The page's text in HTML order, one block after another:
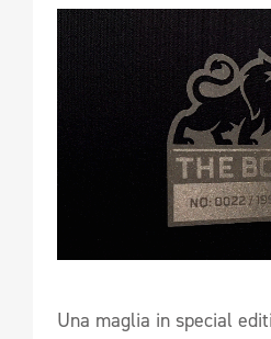
Una maglia in special